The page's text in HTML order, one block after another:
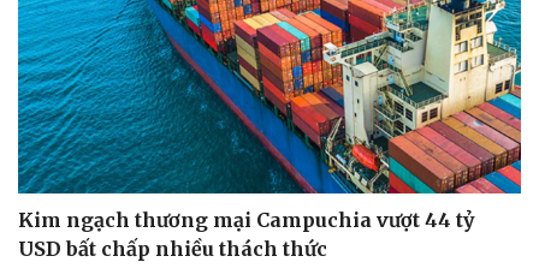
Kim ngạch thương mại Campuchia vượt 44 tỷ
USD bất chấp nhiều thách thức